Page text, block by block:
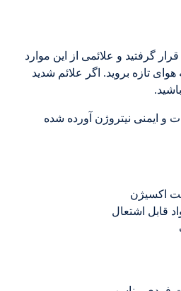
گرفتید و علائمی از این موارد
هوای تازه بروید. اگر علائم شدید
و ایمنی نیتروژن آورده شده
اکسیژن
قابل اشتعال